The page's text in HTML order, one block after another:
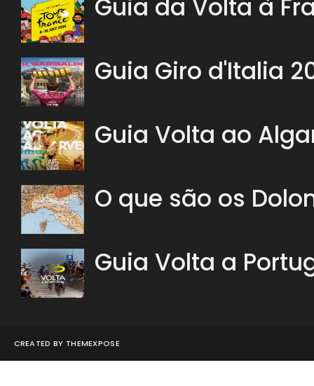
Guia da Volta à
Guia Giro d'Italia
Guia Volta ao
O que são os
Guia Volta a
CREATED BY THEMEXPOSE